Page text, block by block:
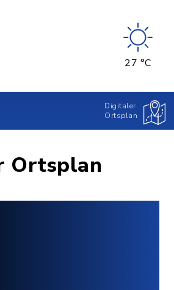
27 °C
Digitaler
Ortsplan
Ortsplan